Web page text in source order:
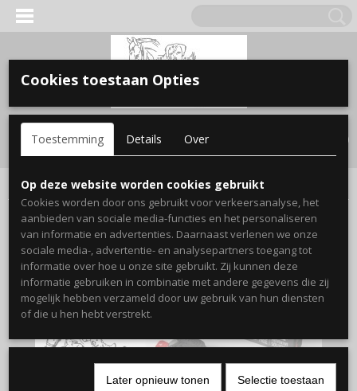
Inloggen Registreren
(0)
Home >Hond>Vlooien & Teken & ontwormi9ng
Cookies toestaan Opties
Toestemming Details Over
Op deze website worden cookies gebruikt
Cookies worden door ons gebruikt voor verkeersanalyse, het
aanbieden van sociale media-functies en het personaliseren
van informatie en advertenties. Daarnaast verlenen we onze
sociale media-, advertentie- en analysepartners toegang tot
informatie over hoe u onze site gebruikt. Zij kunnen deze
informatie gebruiken in combinatie met andere gegevens die zij
mogelijk hebben verzameld door uw gebruik van hun diensten
of die u hen hebt verstrekt.
Later opnieuw tonen Selectie toestaan